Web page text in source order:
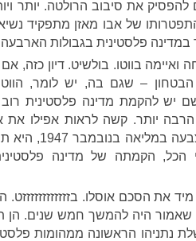
את סיבוב הרולטה. יותר
של אבו מאזן מתפקיד
פלסטינית בגבולות הארבעה ביוני
בווטו. בולשיט. דיון כזה, אם
– שגם בה, יש לומר,
יש להקמת מדינה פלסטינית
הרבה יותר. קשה לראות אפילו
נגד. אולי, כמו
הקמתה של מדינה
את הסכם אוסלו. בזזזזזזזזזזזזט.
נתניהו הראשונה ממהומות